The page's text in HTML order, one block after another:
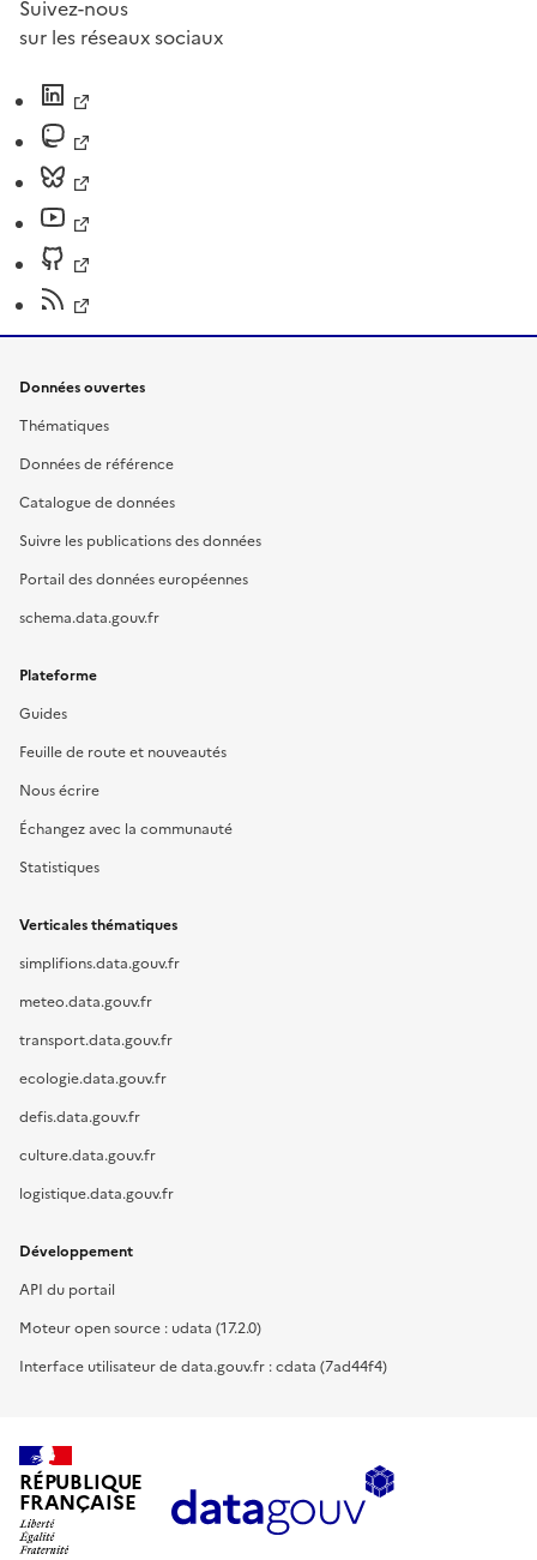
Suivez-nous
sur les réseaux sociaux
Données ouvertes
Thématiques
Données de référence
Catalogue de données
Suivre les publications des données
Portail des données européennes
schema.data.gouv.fr
Plateforme
Guides
Feuille de route et nouveautés
Nous écrire
Échangez avec la communauté
Statistiques
Verticales thématiques
simplifions.data.gouv.fr
meteo.data.gouv.fr
transport.data.gouv.fr
ecologie.data.gouv.fr
defis.data.gouv.fr
culture.data.gouv.fr
logistique.data.gouv.fr
Développement
API du portail
Moteur open source : udata (17.2.0)
Interface utilisateur de data.gouv.fr : cdata (7ad44f4)
RÉPUBLIQUE
FRANÇAISE